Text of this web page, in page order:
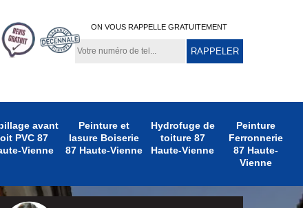
ON VOUS RAPPELLE GRATUITEMENT
avant
PVC 87
Vienne
Peinture et
lasure Boiserie
87 Haute-Vienne
Hydrofuge de
toiture 87
Haute-Vienne
Peinture
Ferronnerie
87 Haute-
Vienne